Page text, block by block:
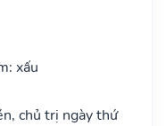
xấu
chủ trị ngày thứ